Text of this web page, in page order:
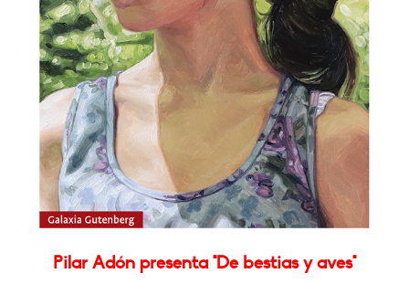
Pilar Adón presenta "De bestias y aves"